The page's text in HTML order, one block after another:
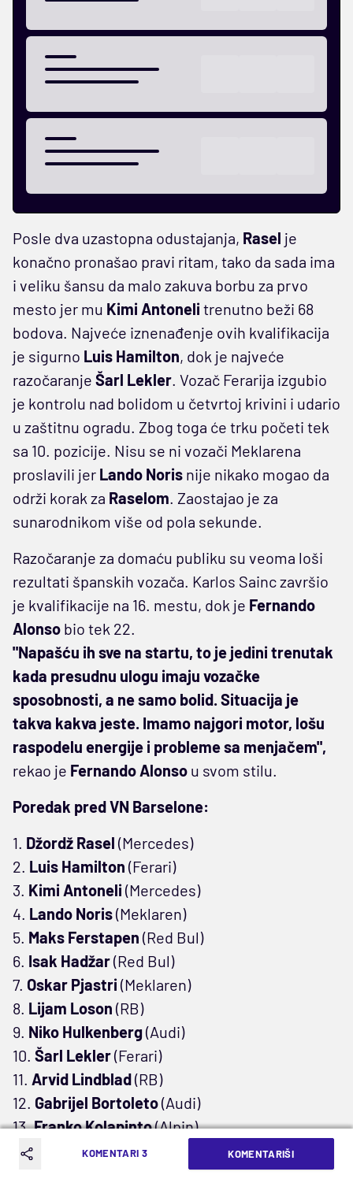
Posle dva uzastopna odustajanja, Rasel je
konačno pronašao pravi ritam, tako da sada ima
i veliku šansu da malo zakuva borbu za prvo
mesto jer mu Kimi Antoneli trenutno beži 68
bodova. Najveće iznenađenje ovih kvalifikacija
je sigurno Luis Hamilton, dok je najveće
razočaranje Šarl Lekler. Vozač Ferarija izgubio
je kontrolu nad bolidom u četvrtoj krivini i udario
u zaštitnu ogradu. Zbog toga će trku početi tek
sa 10. pozicije. Nisu se ni vozači Meklarena
proslavili jer Lando Noris nije nikako mogao da
održi korak za Raselom. Zaostajao je za
sunarodnikom više od pola sekunde.
Razočaranje za domaću publiku su veoma loši
rezultati španskih vozača. Karlos Sainc završio
je kvalifikacije na 16. mestu, dok je Fernando
Alonso bio tek 22.
"Napašću ih sve na startu, to je jedini trenutak
kada presudnu ulogu imaju vozačke
sposobnosti, a ne samo bolid. Situacija je
takva kakva jeste. Imamo najgori motor, lošu
raspodelu energije i probleme sa menjačem",
rekao je Fernando Alonso u svom stilu.
Poredak pred VN Barselone:
1. Džordž Rasel (Mercedes)
2. Luis Hamilton (Ferari)
3. Kimi Antoneli (Mercedes)
4. Lando Noris(Meklaren)
5. Maks Ferstapen (Red Bul)
6. Isak Hadžar(Red Bul)
7. Oskar Pjastri (Meklaren)
8. Lijam Loson (RB)
9. Niko Hulkenberg(Audi)
10. Šarl Lekler(Ferari)
11. Arvid Lindblad(RB)
12. Gabrijel Bortoleto(Audi)
13.Franko Kolapinto(Alpin)
14. Pjer Gasli(Alpin)
KOMENTARI 3 KOMENTARIŠI